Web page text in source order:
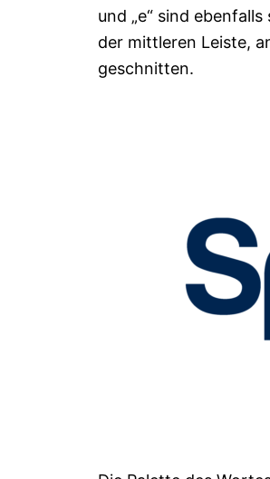
und „e“ sind
der mittleren Leiste,
geschnitten.